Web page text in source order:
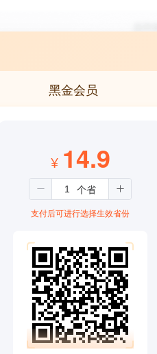
黑金会员
元
¥ 14.9
支付后可进行选择生效省份